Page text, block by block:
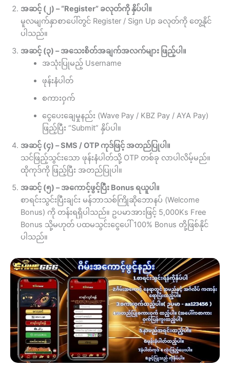
အဆင့် (၂) – “Register” ခလုတ်ကို နှိပ်ပါ။
မူလမျက်နှာစာပေါ်တွင် Register / Sign Up ခလုတ်ကို တွေ့နိုင်
ပါသည်။
အဆင့် (၃) – အသေးစိတ်အချက်အလက်များ ဖြည့်ပါ။
အသုံးပြုမည့် Username
ဖုန်းနံပါတ်
စကားဝှက်
ငွေပေးချေမှုနည်း (Wave Pay / KBZ Pay / AYA Pay)
ဖြည့်ပြီး “Submit” နှိပ်ပါ။
အဆင့် (၄) – SMS / OTP ကုဒ်ဖြင့် အတည်ပြုပါ။
သင်ဖြည့်သွင်းသော ဖုန်းနံပါတ်သို့ OTP တစ်ခု လာပါလိမ့်မည်။
ထိုကုဒ်ကို ဖြည့်ပြီး အတည်ပြုပါ။
အဆင့် (၅) – အကောင့်ဖွင့်ပြီး Bonus ရယူပါ။
စာရင်းသွင်းပြီးချင်း မန်ဘာသစ်ကြိုဆိုဘောနပ် (Welcome
Bonus) ကို တန်းရရှိပါသည်။ ဥပမာအားဖြင့် 5,000Ks Free
Bonus သို့မဟုတ် ပထမသွင်းငွေပေါ် 100% Bonus တို့ဖြစ်နိုင်
ပါသည်။